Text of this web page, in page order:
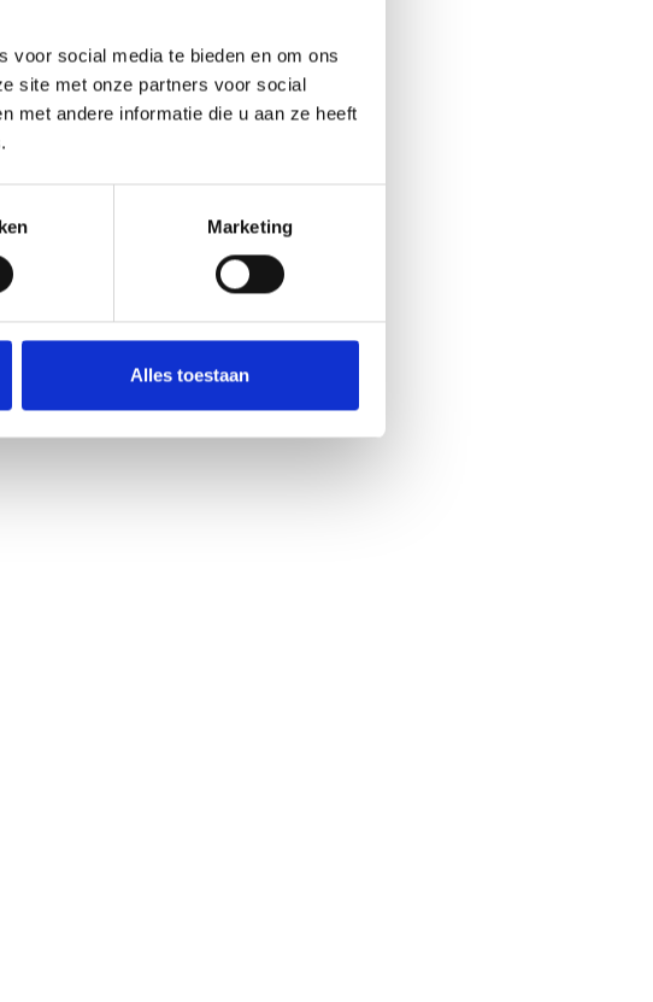
voor social media te bieden en om ons
site met onze partners voor social
met andere informatie die u aan ze heeft
Marketing
Alles toestaan